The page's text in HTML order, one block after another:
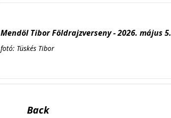
Mendöl Tibor Földrajzverseny - 2026. május 5.
fotó: Tüskés Tibor
Back